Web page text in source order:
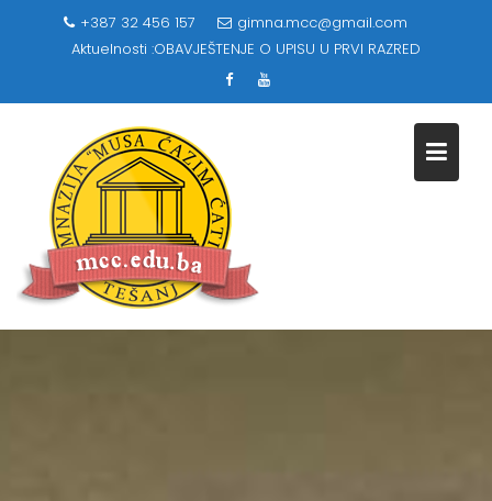
+387 32 456 157
gimna.mcc@gmail.com
Aktuelnosti :OBAVJEŠTENJE O UPISU U PRVI RAZRED